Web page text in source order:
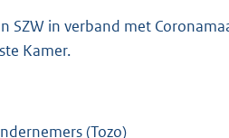
SZW in verband met
Kamer.
(Tozo)